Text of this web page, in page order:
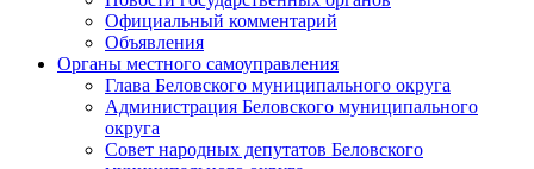
Официальный комментарий
Объявления
Органы местного самоуправления
Глава Беловского муниципального округа
Администрация Беловского муниципального
округа
Совет народных депутатов Беловского